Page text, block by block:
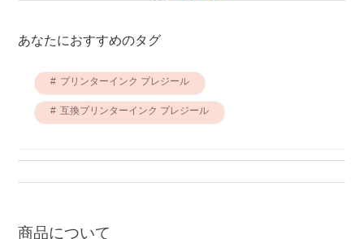
あなたにおすすめのタグ
プリンターインク プレジール
互換プリンターインク プレジール
商品について